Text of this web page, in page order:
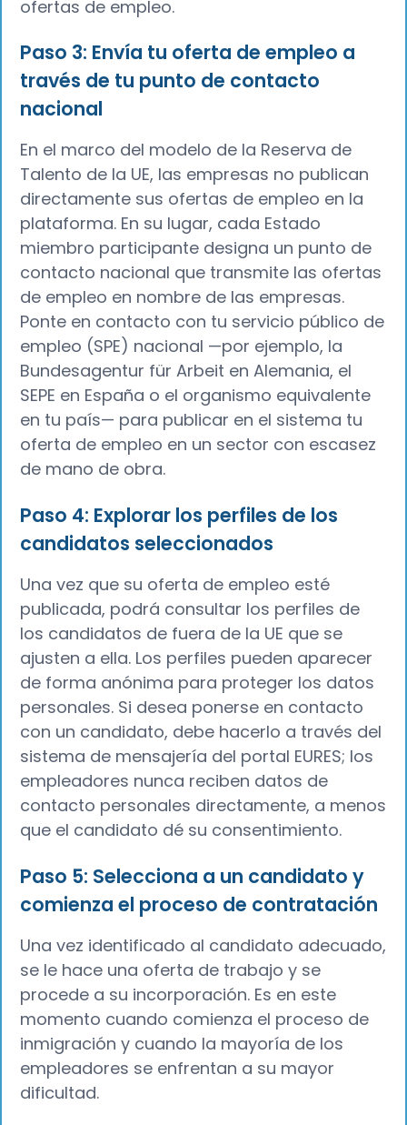
ofertas de empleo.
Paso 3: Envía tu oferta de empleo a
través de tu punto de contacto
nacional
En el marco del modelo de la Reserva de
Talento de la UE, las empresas no publican
directamente sus ofertas de empleo en la
plataforma. En su lugar, cada Estado
miembro participante designa un punto de
contacto nacional que transmite las ofertas
de empleo en nombre de las empresas.
Ponte en contacto con tu servicio público de
empleo (SPE) nacional —por ejemplo, la
Bundesagentur für Arbeit en Alemania, el
SEPE en España o el organismo equivalente
en tu país— para publicar en el sistema tu
oferta de empleo en un sector con escasez
de mano de obra.
Paso 4: Explorar los perfiles de los
candidatos seleccionados
Una vez que su oferta de empleo esté
publicada, podrá consultar los perfiles de
los candidatos de fuera de la UE que se
ajusten a ella. Los perfiles pueden aparecer
de forma anónima para proteger los datos
personales. Si desea ponerse en contacto
con un candidato, debe hacerlo a través del
sistema de mensajería del portal EURES; los
empleadores nunca reciben datos de
contacto personales directamente, a menos
que el candidato dé su consentimiento.
Paso 5: Selecciona a un candidato y
comienza el proceso de contratación
Una vez identificado al candidato adecuado,
se le hace una oferta de trabajo y se
procede a su incorporación. Es en este
momento cuando comienza el proceso de
inmigración y cuando la mayoría de los
empleadores se enfrentan a su mayor
dificultad.